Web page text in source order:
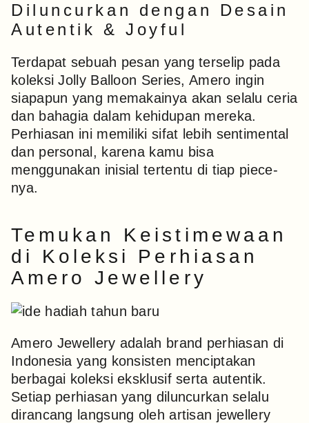
Diluncurkan dengan Desain
Autentik & Joyful
Terdapat sebuah pesan yang terselip pada
koleksi Jolly Balloon Series, Amero ingin
siapapun yang memakainya akan selalu ceria
dan bahagia dalam kehidupan mereka.
Perhiasan ini memiliki sifat lebih sentimental
dan personal, karena kamu bisa
menggunakan inisial tertentu di tiap piece-
nya.
Temukan Keistimewaan
di Koleksi Perhiasan
Amero Jewellery
Amero Jewellery adalah brand perhiasan di
Indonesia yang konsisten menciptakan
berbagai koleksi eksklusif serta autentik.
Setiap perhiasan yang diluncurkan selalu
dirancang langsung oleh artisan jewellery